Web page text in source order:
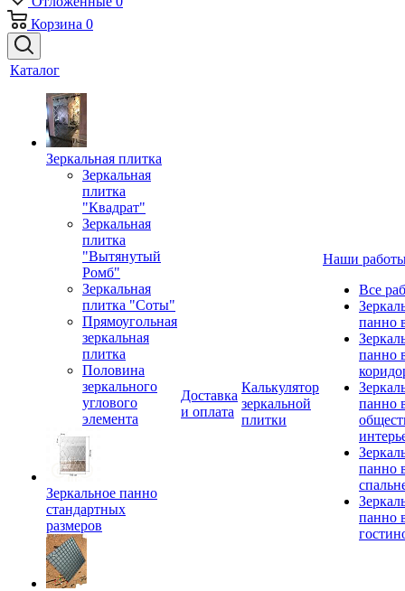
Корзина 0
Каталог
Зеркальная плитка
Зеркальная
плитка
"Квадрат"
Зеркальная
плитка
"Вытянутый
Ромб"
Зеркальная
плитка "Соты"
Прямоугольная
зеркальная
плитка
Половина
зеркального
углового
элемента
Зеркальное панно
стандартных
размеров
Доставка
и оплата
Калькулятор
зеркальной
плитки
Наши
Все
панно
панно
панно
панно
панно